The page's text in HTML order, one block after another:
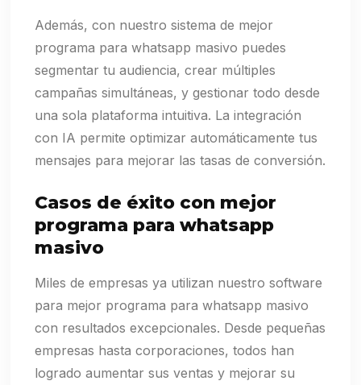
Además, con nuestro sistema de mejor
programa para whatsapp masivo puedes
segmentar tu audiencia, crear múltiples
campañas simultáneas, y gestionar todo desde
una sola plataforma intuitiva. La integración
con IA permite optimizar automáticamente tus
mensajes para mejorar las tasas de conversión.
Casos de éxito con mejor
programa para whatsapp
masivo
Miles de empresas ya utilizan nuestro software
para mejor programa para whatsapp masivo
con resultados excepcionales. Desde pequeñas
empresas hasta corporaciones, todos han
logrado aumentar sus ventas y mejorar su